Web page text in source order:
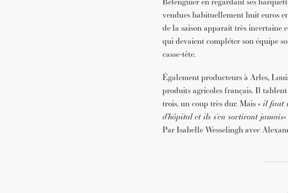
vendues habituellement huit euros
de la saison apparaît très incertaine
qui devaient compléter son équipe
casse-tête.
Également producteurs à Arles,
produits agricoles français. Il
trois, un coup très dur. Mais « il faut
d’hôpital et ils s’en sortiront jamais
Par Isabelle Wesselingh avec